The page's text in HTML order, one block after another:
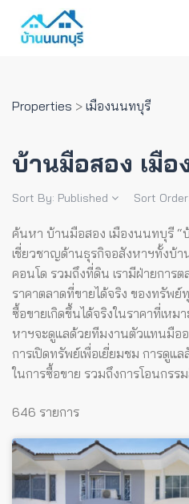
Properties > เมืองนนทบุรี
บ้านมือสอง เมื
Sort By: Published Sort Order:
ค้นหา บ้านมือสอง เมืองนนทบุรี
เชี่ยวชาญด้านธุรกิจอสังหาฯทั้งบ้า
คอนโด รวมถึงที่ดิน เรามีฝ่ายการ
ราคาตลาดที่ขายได้จริง ของทรัพ
ซื้อขายเกิดขึ้นได้จริงในราคาที่เหม
หาฯจะดูแลด้วยทีมงานตัวแทนมือ
การเปิดทรัพย์เพื่อเยี่ยมชม การดูแ
ในการซื้อขาย รวมถึงการโอนกร
646 รายการ